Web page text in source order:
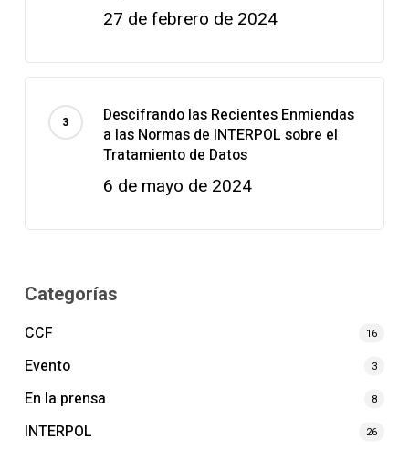
27 de febrero de 2024
Descifrando las Recientes Enmiendas
a las Normas de INTERPOL sobre el
Tratamiento de Datos
6 de mayo de 2024
Categorías
CCF
16
Evento 3
En la prensa 8
INTERPOL 26